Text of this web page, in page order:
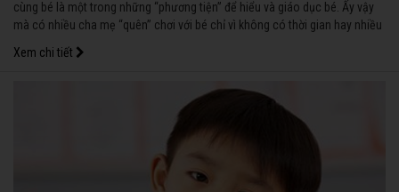
cùng bé là một trong những “phương tiện” để hiểu và giáo dục bé. Ấy vậy
mà có nhiều cha mẹ “quên” chơi với bé chỉ vì không có thời gian hay nhiều
Xem chi tiết